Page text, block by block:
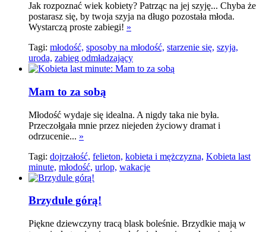
Jak rozpoznać wiek kobiety? Patrząc na jej szyję... Chyba że
postarasz się, by twoja szyja na długo pozostała młoda.
Wystarczą proste zabiegi! »
Tagi: młodość, sposoby na młodość, starzenie się, szyja,
uroda, zabieg odmładzający
Mam to za sobą
Młodość wydaje się idealna. A nigdy taka nie była.
Przeczołgała mnie przez niejeden życiowy dramat i
odrzucenie... »
Tagi: dojrzałość, felieton, kobieta i mężczyzna, Kobieta last
minute, młodość, urlop, wakacje
Brzydule górą!
Piękne dziewczyny tracą blask boleśnie. Brzydkie mają w